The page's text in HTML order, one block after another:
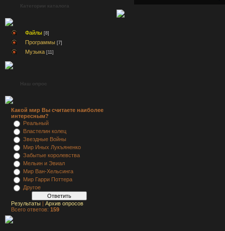
Категории каталога
Файлы [8]
Программы [7]
Музыка [11]
Наш опрос
Какой мир Вы считаете наиболее
интересным?
Реальный
Властелин колец
Звездные Войны
Мир Иных Лукъяненко
Забытые королевства
Мельин и Эвиал
Мир Ван-Хельсинга
Мир Гарри Поттера
Другое
Результаты | Архив опросов
Всего ответов: 159